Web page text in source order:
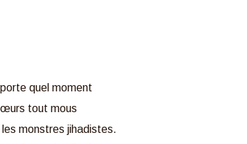
quel moment
tout mous
monstres jihadistes.